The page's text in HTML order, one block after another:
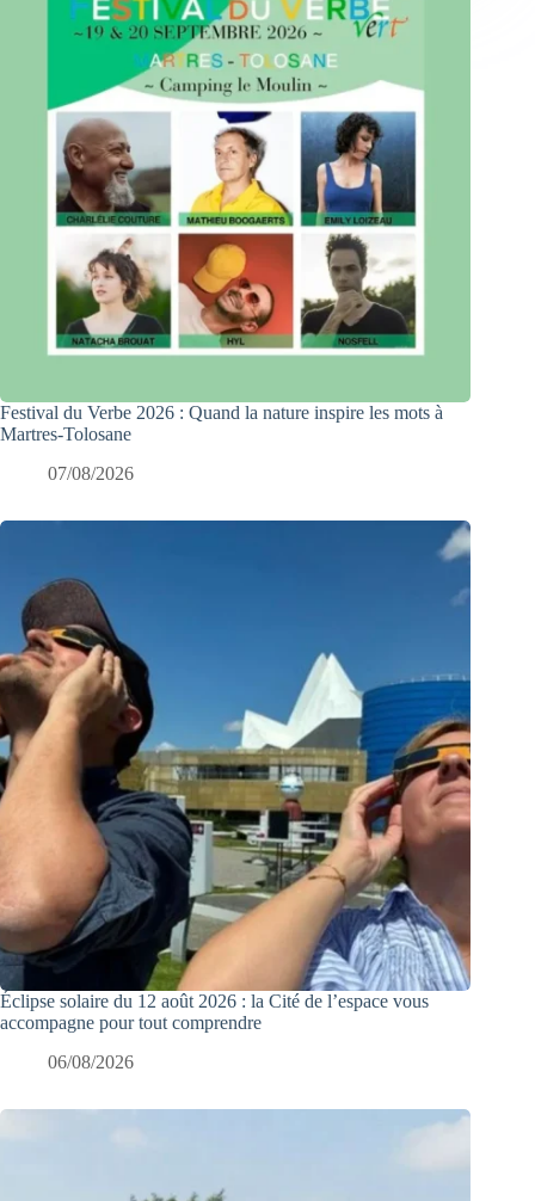
Festival du Verbe 2026 : Quand la nature inspire les mots à
Martres-Tolosane
07/08/2026
Éclipse solaire du 12 août 2026 : la Cité de l’espace vous
accompagne pour tout comprendre
06/08/2026